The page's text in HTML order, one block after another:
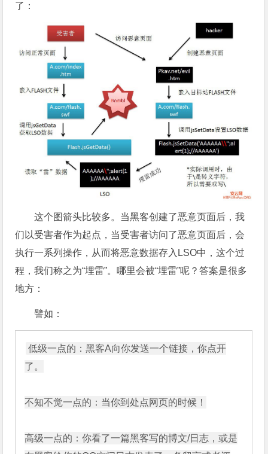
了：
这个图箭头比较多。当黑客创建了恶意页面后，我
们以受害者作为起点，当受害者访问了恶意页面后，会
执行一系列操作，从而将恶意数据存入LSO中，这个过
程，我们称之为“埋雷”。哪里会被“埋雷”呢？答案是很多
地方：
譬如：
低级一点的：黑客A向你发送一个链接，你点开
了。
不知不觉一点的：当你到处点网页的时候！
高级一点的：你看了一篇黑客写的博文/日志，或是